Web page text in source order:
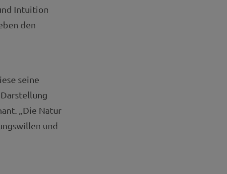
Intuition
den
seine
„Die Natur
und